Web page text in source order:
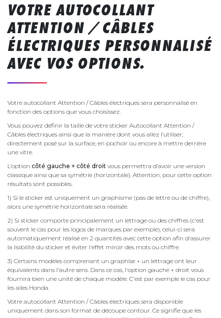
VOTRE AUTOCOLLANT
ATTENTION / CÂBLES
ÉLECTRIQUES PERSONNALISÉ
AVEC VOS OPTIONS.
Votre autocollant Attention / Câbles électriques sera personnalisé en
fonction des options que vous choisissez.
Vous pouvez définir la taille de votre sticker Autocollant Attention /
Câbles électriques ainsi que la manière dont vous allez l’utiliser;
directement posé sur la surface, en pochoir ou encore à mettre derrière
une vitre.
L’option côté gauche + côté droit vous permettra d’avoir une version
classique ainsi que sa symétrie (horizontale). Attention, pour cette option
résultats sont possibles.
1) Si le sticker est uniquement un graphisme (pas de lettre ou de chiffre),
alors une symétrie horizontale sera réalisée.
2) Si sticker comporte principalement un lettrage ou des chiffres (c'est
souvent le cas pour les logos de marques par exemple), celui-ci sera
automatiquement réalisé en 2 quantités avec cette option afin d'assurer
la lisibilité du sticker et éviter l'effet miroir des mots ou chiffre.
3) Certains modèles comprenant un graphise + un lettrage ont leur
équivalents dans l'autre sens. Dans ce cas, l'option gauche + droit vous
fournira bien une unité de chaque modèle. C'est par exemple le cas pour
les ailes Honda.
Votre autocollant Attention / Câbles électriques sera disponible
uniquement dans son format de découpe contour. Ce signifie que les